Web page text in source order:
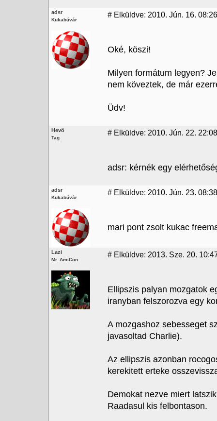
adsr
Kukabúvár
# Elküldve: 2010. Jún. 16. 08:26
Oké, köszi!
Milyen formátum legyen?
nem köveztek, de már
Üdv!
Hevö
Tag
# Elküldve: 2010. Jún. 22. 22:08
adsr: kérnék egy
adsr
Kukabúvár
# Elküldve: 2010. Jún. 23. 08:38
mari pont zsolt kukac
Lazi
Mr. AmiCon
# Elküldve: 2013. Sze. 20.
Ellipszis palyan mozgatok
iranyban felszorozva egy
A mozgashoz sebesseget
javasoltad Charlie).
Az ellipszis azonban
kerekitett erteke
Demokat nezve miert
Raadasul kis felbontason.